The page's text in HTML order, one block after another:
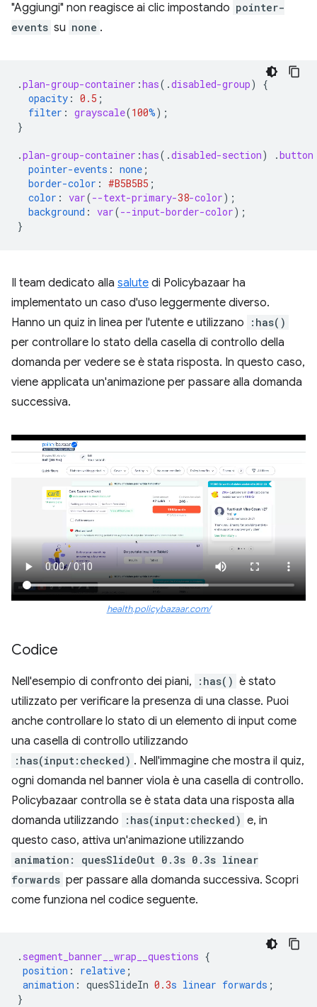
"Aggiungi" non reagisce ai clic impostando pointer-
events su none .
.plan-group-container :has( .disabled-group)
{
opacity : 0.5 ;
filter : grayscale(100%);
}
.plan-group-container :has( .disabled-section) .button
pointer-events : none ;
border-color : #B5B5B5 ;
color : var(--text-primary-38-color);
background : var(--input-border-color);
}
Il team dedicato alla salute di Policybazaar ha
implementato un caso d'uso leggermente diverso.
Hanno un quiz in linea per l'utente e utilizzano
:has()
per controllare lo stato della casella di controllo della
domanda per vedere se è stata risposta. In questo caso,
viene applicata un'animazione per passare alla domanda
successiva.
health.policybazaar.com/
Codice
Nell'esempio di confronto dei piani, :has() è stato
utilizzato per verificare la presenza di una classe. Puoi
anche controllare lo stato di un elemento di input come
una casella di controllo utilizzando
:has(input:checked) . Nell'immagine che mostra il quiz,
ogni domanda nel banner viola è una casella di controllo.
Policybazaar controlla se è stata data una risposta alla
domanda utilizzando
:has(input:checked) e, in
questo caso, attiva un'animazione utilizzando
animation: quesSlideOut 0.3s 0.3s linear
forwards per passare alla domanda successiva. Scopri
come funziona nel codice seguente.
. segment_banner__wrap__questions {
position : relative ;
animation : quesSlideIn 0.3s linear forwards ;
}